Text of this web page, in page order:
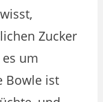
Zucker
um
Bowle ist